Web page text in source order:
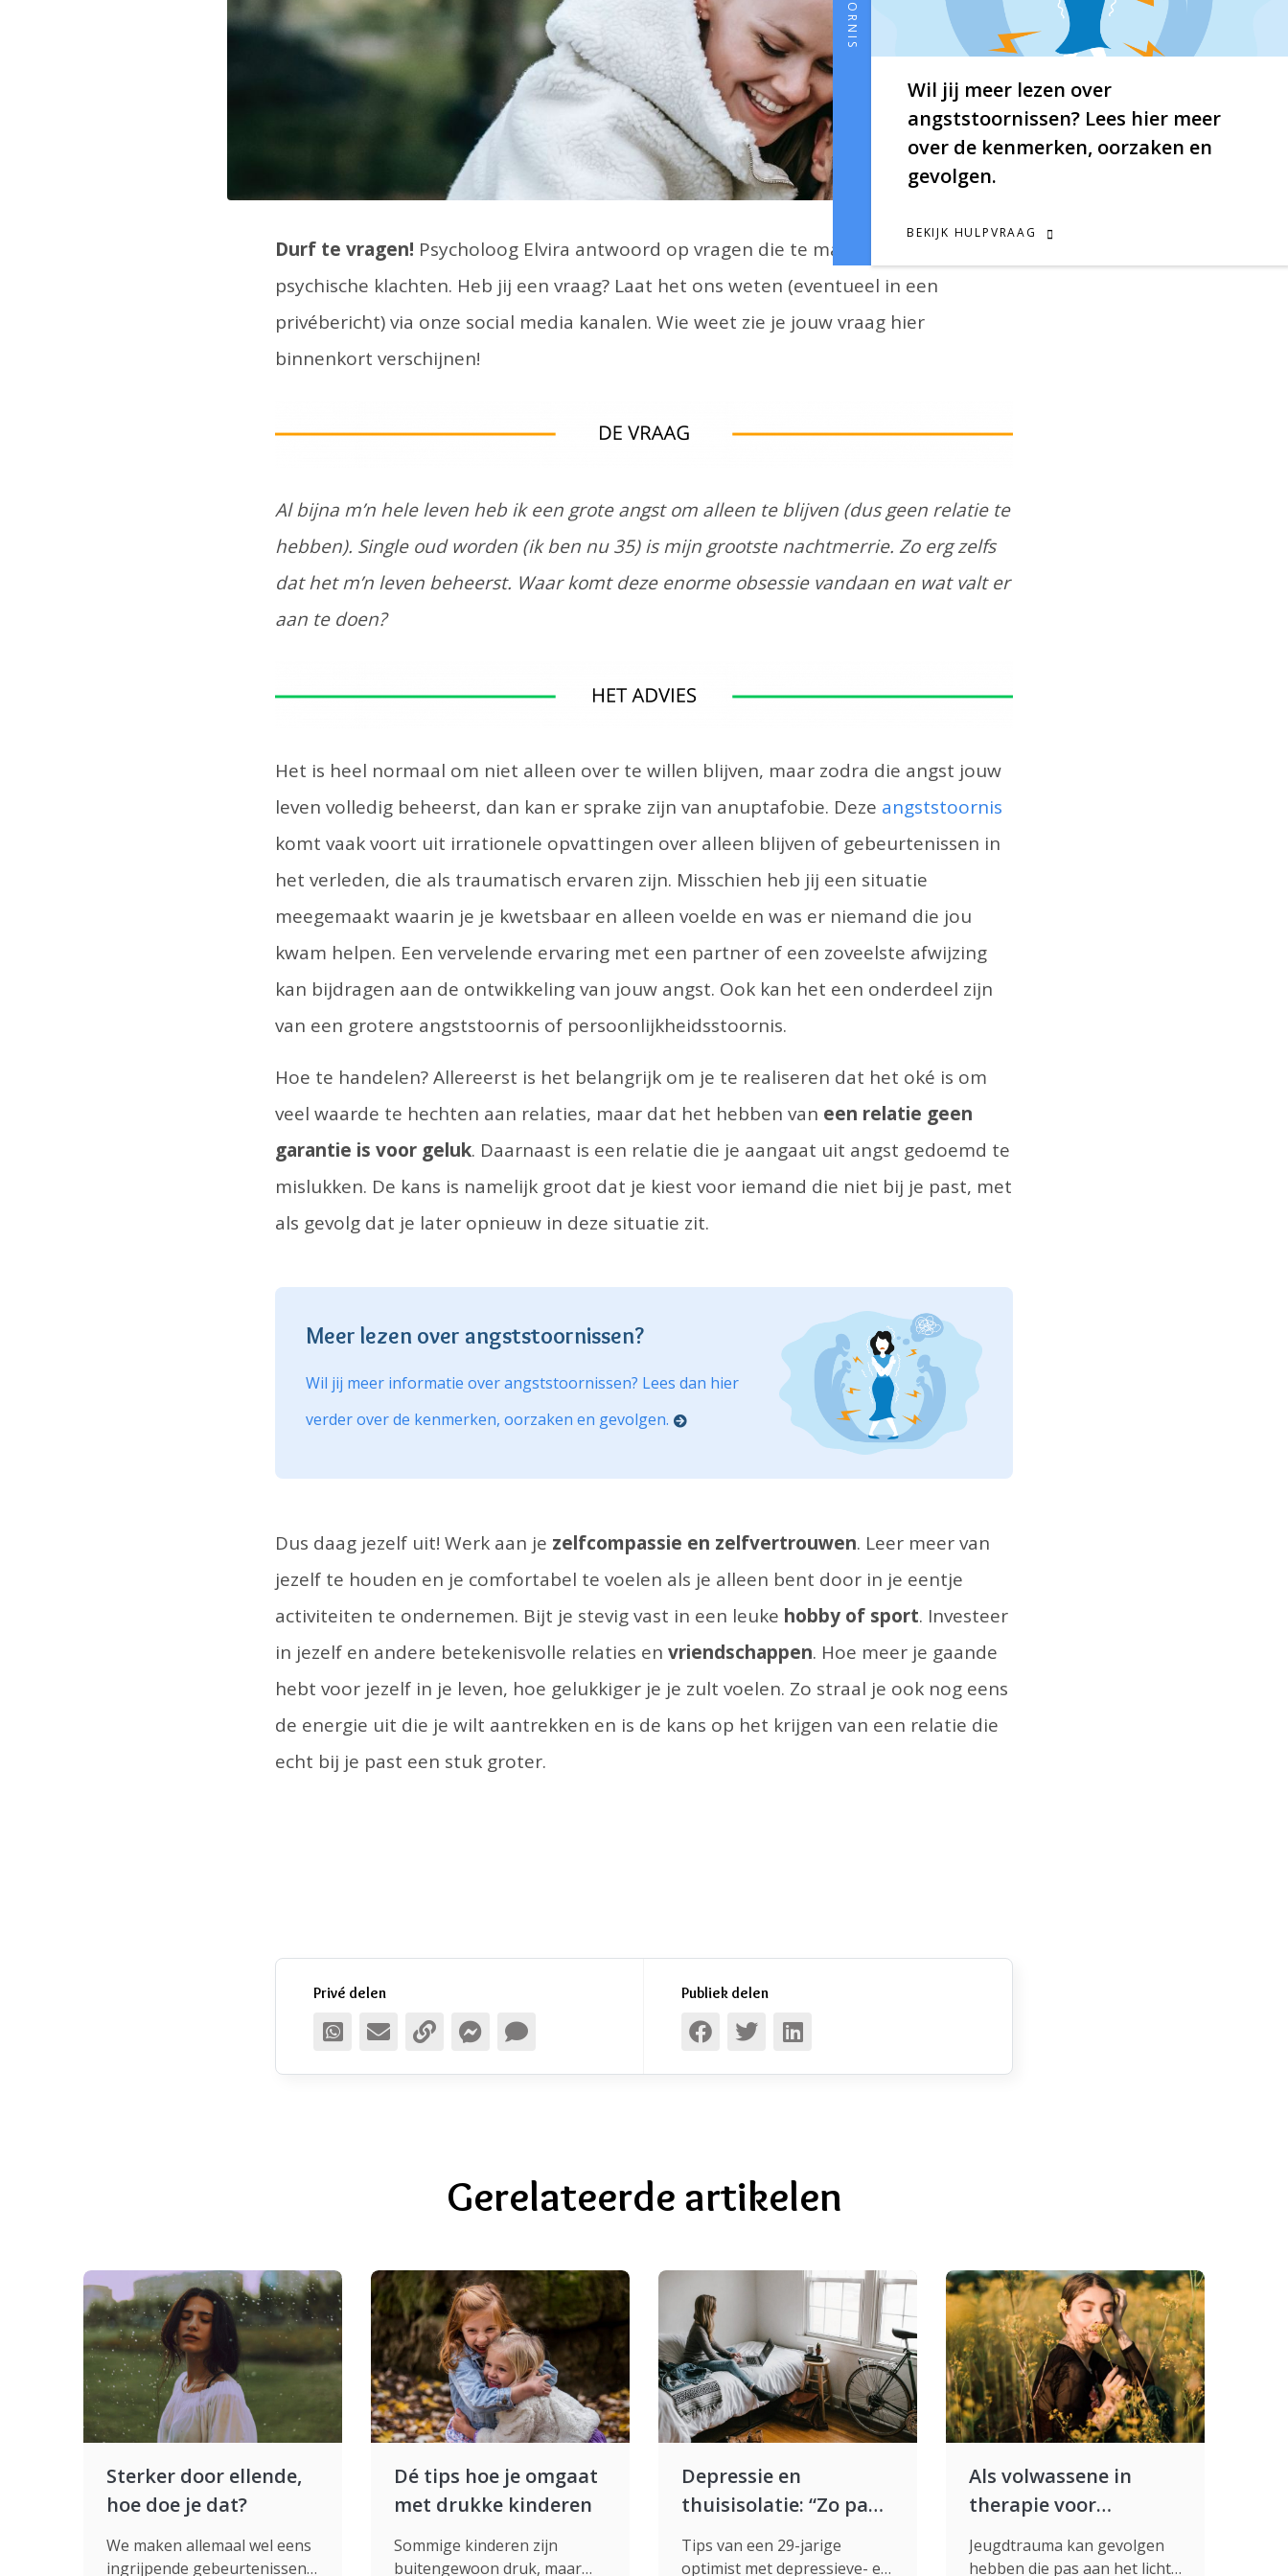
Wil jij meer lezen over
angststoornissen? Lees hier meer
over de kenmerken, oorzaken en
gevolgen.
BEKIJK HULPVRAAG
Durf te vragen! Psycholoog Elvira antwoord op vragen die te maken hebben met
psychische klachten. Heb jij een vraag? Laat het ons weten (eventueel in een
privébericht) via onze social media kanalen. Wie weet zie je jouw vraag hier
binnenkort verschijnen!
Al bijna m’n hele leven heb ik een grote angst om alleen te blijven (dus geen relatie te
hebben). Single oud worden (ik ben nu 35) is mijn grootste nachtmerrie. Zo erg zelfs
dat het m’n leven beheerst. Waar komt deze enorme obsessie vandaan en wat valt er
aan te doen?
Het is heel normaal om niet alleen over te willen blijven, maar zodra die angst jouw
leven volledig beheerst, dan kan er sprake zijn van anuptafobie. Deze angststoornis
komt vaak voort uit irrationele opvattingen over alleen blijven of gebeurtenissen in
het verleden, die als traumatisch ervaren zijn. Misschien heb jij een situatie
meegemaakt waarin je je kwetsbaar en alleen voelde en was er niemand die jou
kwam helpen. Een vervelende ervaring met een partner of een zoveelste afwijzing
kan bijdragen aan de ontwikkeling van jouw angst. Ook kan het een onderdeel zijn
van een grotere angststoornis of persoonlijkheidsstoornis.
Hoe te handelen? Allereerst is het belangrijk om je te realiseren dat het oké is om
veel waarde te hechten aan relaties, maar dat het hebben van een relatie geen
garantie is voor geluk. Daarnaast is een relatie die je aangaat uit angst gedoemd te
mislukken. De kans is namelijk groot dat je kiest voor iemand die niet bij je past, met
als gevolg dat je later opnieuw in deze situatie zit.
Meer lezen over angststoornissen?
Wil jij meer informatie over angststoornissen? Lees dan hier
verder over de kenmerken, oorzaken en gevolgen.
Dus daag jezelf uit! Werk aan je zelfcompassie en zelfvertrouwen. Leer meer van
jezelf te houden en je comfortabel te voelen als je alleen bent door in je eentje
activiteiten te ondernemen. Bijt je stevig vast in een leuke hobby of sport. Investeer
in jezelf en andere betekenisvolle relaties en vriendschappen. Hoe meer je gaande
hebt voor jezelf in je leven, hoe gelukkiger je je zult voelen. Zo straal je ook nog eens
de energie uit die je wilt aantrekken en is de kans op het krijgen van een relatie die
echt bij je past een stuk groter.
Privé delen Publiek delen
Gerelateerde artikelen
Sterker door ellende,
hoe doe je dat?
We maken allemaal wel eens
ingrijpende gebeurtenissen
Dé tips hoe je omgaat
met drukke kinderen
Sommige kinderen zijn
buitengewoon druk, maar
Depressie en
thuisisolatie: “Zo pak
ík dat aan”
Tips van een 29-jarige
optimist met depressieve- en
Als volwassene in
therapie voor
jeugdtrauma: wat
schiet je ermee op?
Jeugdtrauma kan gevolgen
hebben die pas aan het licht